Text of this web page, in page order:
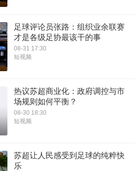
足球评论员张路：组织业余联赛
才是各级足协最该干的事
08-31 17:30
短视频
热议苏超商业化：政府调控与市
场规则如何平衡？
08-30 18:30
短视频
苏超让人民感受到足球的纯粹快
乐